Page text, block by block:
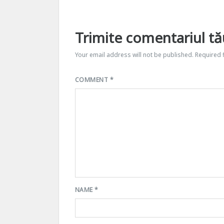
Trimite comentariul
Your email address will not be published.
COMMENT *
NAME*